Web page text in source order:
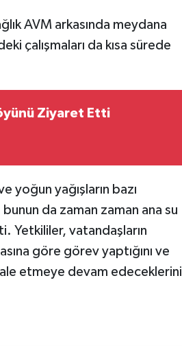
AVM arkasında meydana
çalışmaları da kısa sürede
Ziyaret Etti
yoğun yağışların bazı
da zaman zaman ana su
Yetkililer, vatandaşların
göre görev yaptığını ve
etmeye devam edeceklerini